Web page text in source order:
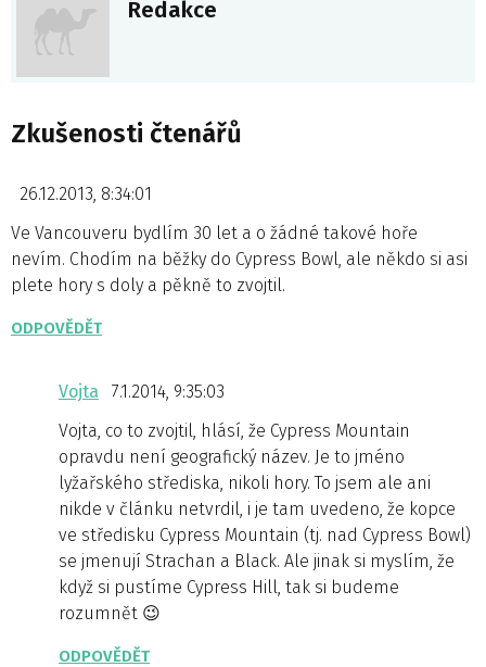
Redakce
Zkušenosti čtenářů
26.12.2013, 8:34:01
Ve Vancouveru bydlím 30 let a o žádné takové hoře
nevím. Chodím na běžky do Cypress Bowl, ale někdo si asi
plete hory s doly a pěkně to zvojtil.
ODPOVĚDĚT
Vojta
7.1.2014, 9:35:03
Vojta, co to zvojtil, hlásí, že Cypress Mountain
opravdu není geografický název. Je to jméno
lyžařského střediska, nikoli hory. To jsem ale ani
nikde v článku netvrdil, i je tam uvedeno, že kopce
ve středisku Cypress Mountain (tj. nad Cypress Bowl)
se jmenují Strachan a Black. Ale jinak si myslím, že
když si pustíme Cypress Hill, tak si budeme
rozumnět 😉
ODPOVĚDĚT